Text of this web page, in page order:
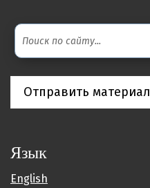
Отправить материал
Язык
English